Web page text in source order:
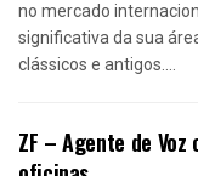
no mercado
significativa da sua
clássicos e antigos....
ZF – Agente de